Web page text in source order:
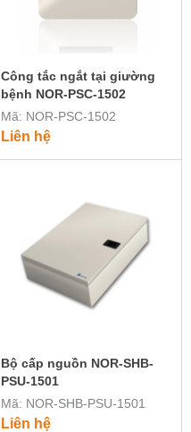
Công tắc ngắt tại giường
bệnh NOR-PSC-1502
Mã: NOR-PSC-1502
Liên hệ
Bộ cấp nguồn NOR-SHB-
PSU-1501
Mã: NOR-SHB-PSU-1501
Liên hệ